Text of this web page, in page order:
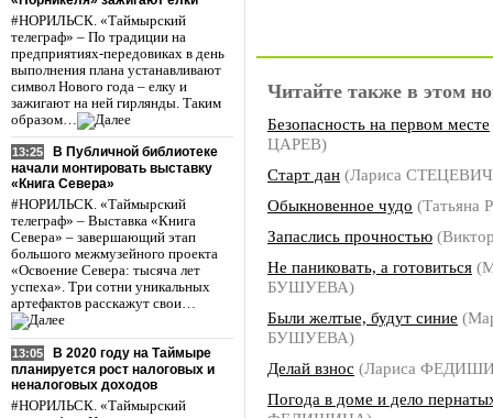
#НОРИЛЬСК. «Таймырский
телеграф» – По традиции на
предприятиях-передовиках в день
выполнения плана устанавливают
символ Нового года – елку и
зажигают на ней гирлянды. Таким
образом…
13:25
В Публичной библиотеке
начали монтировать выставку
«Книга Севера»
#НОРИЛЬСК. «Таймырский
телеграф» – Выставка «Книга
Севера» – завершающий этап
большого межмузейного проекта
«Освоение Севера: тысяча лет
успеха». Три сотни уникальных
артефактов расскажут свои…
13:05
В 2020 году на Таймыре
планируется рост налоговых и
неналоговых доходов
#НОРИЛЬСК. «Таймырский
Читайте также в этом
Безопасность на первом месте
ЦАРЕВ)
Старт дан (Лариса
Обыкновенное чудо
Запаслись прочностью
Не паниковать, а готовиться
БУШУЕВА)
Были желтые, будут синие
БУШУЕВА)
Делай взнос (Лариса
Погода в доме и дело